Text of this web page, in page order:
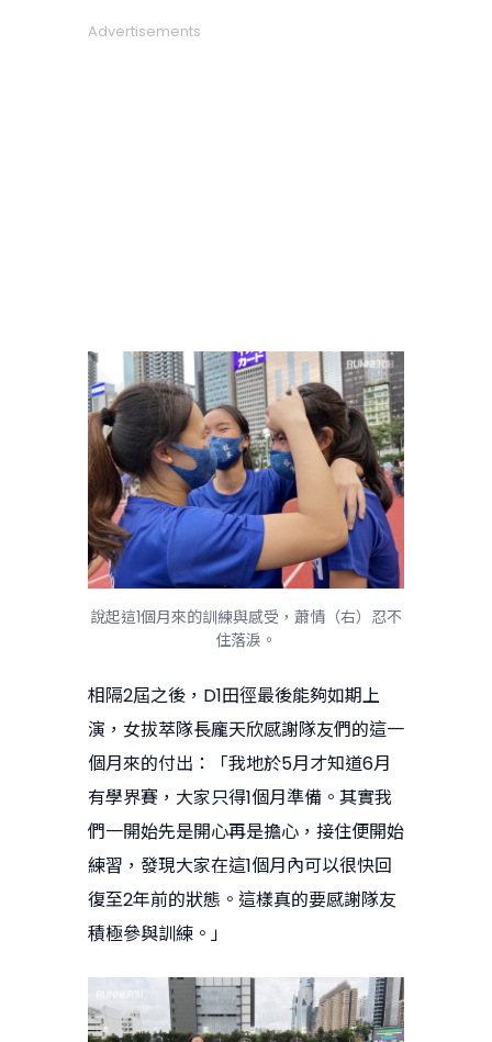
Advertisements
說起這1個月來的訓練與感受，蕭情（右）忍不
住落淚。
相隔2屆之後，D1田徑最後能夠如期上
演，女拔萃隊長龐天欣感謝隊友們的這一
個月來的付出：「我地於5月才知道6月
有學界賽，大家只得1個月準備。其實我
們一開始先是開心再是擔心，接住便開始
練習，發現大家在這1個月內可以很快回
復至2年前的狀態。這樣真的要感謝隊友
積極參與訓練。」